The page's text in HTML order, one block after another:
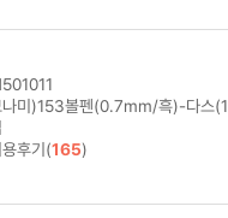
나미)153볼펜(0.7mm/흑)-다스
용후기(165)